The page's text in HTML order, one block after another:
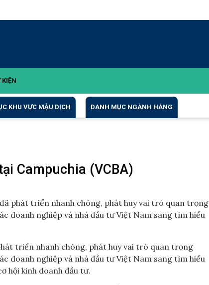
KIỆN
KHU VỰC MẬU DỊCH DANH MỤC NGÀNH HÀNG
Campuchia (VCBA)
phát triển nhanh chóng, phát huy vai trò quan trọng
doanh nghiệp và nhà đầu tư Việt Nam sang tìm hiểu
triển nhanh chóng, phát huy vai trò quan trọng
doanh nghiệp và nhà đầu tư Việt Nam sang tìm hiểu
hội kinh doanh đầu tư.